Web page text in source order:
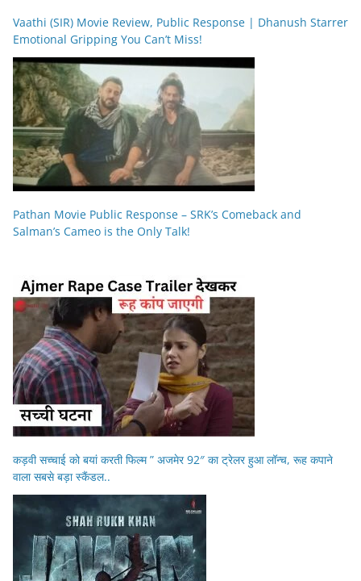
Vaathi (SIR) Movie Review, Public Response | Dhanush Starrer
Emotional Gripping You Can’t Miss!
Pathan Movie Public Response – SRK’s Comeback and
Salman’s Cameo is the Only Talk!
कड़वी सच्चाई को बयां करती फिल्म ” अजमेर 92″ का ट्रेलर हुआ लॉन्च, रूह कपाने
वाला सबसे बड़ा स्कैंडल..